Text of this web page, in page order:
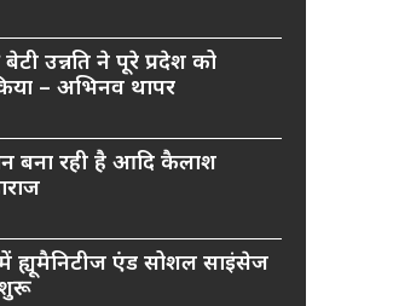
उन्नति ने पूरे प्रदेश को
– अभिनव थापर
बना रही है आदि कैलाश
में ह्यूमैनिटीज एंड सोशल साइंसेज